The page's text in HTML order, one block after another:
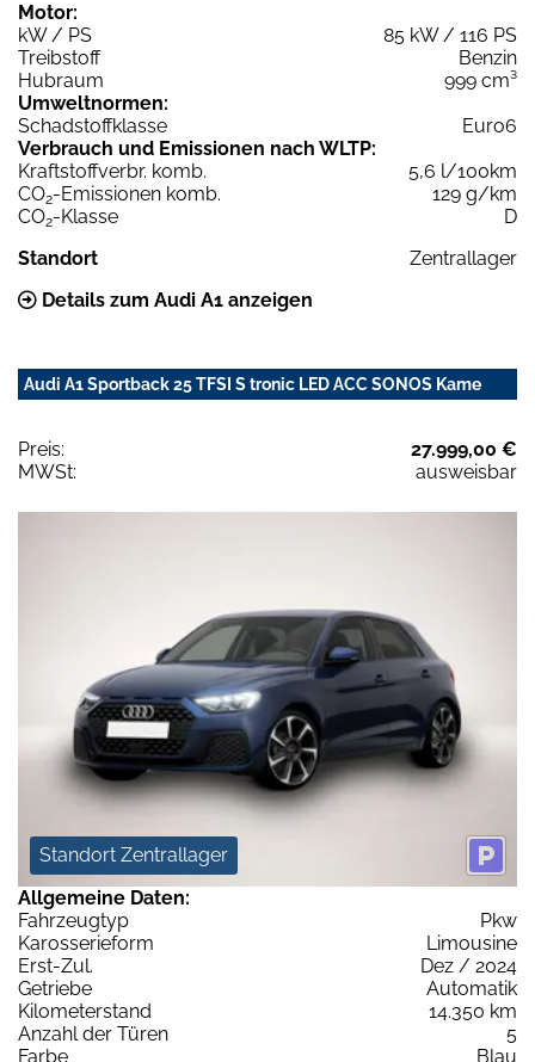
Motor:
kW / PS
85 kW / 116 PS
Treibstoff
Benzin
Hubraum
999 cm³
Umweltnormen:
Schadstoffklasse
Euro6
Verbrauch und Emissionen nach WLTP:
Kraftstoffverbr. komb.
5,6 l/100km
CO2-Emissionen komb.
129 g/km
CO2-Klasse
D
Standort
Zentrallager
Details zum Audi A1 anzeigen
Audi A1 Sportback 25 TFSI S tronic LED ACC SONOS Kame
Preis:
27.999,00 €
MWSt:
ausweisbar
Standort Zentrallager
Allgemeine Daten:
Fahrzeugtyp
Pkw
Karosserieform
Limousine
Erst-Zul.
Dez / 2024
Getriebe
Automatik
Kilometerstand
14.350 km
Anzahl der Türen
5
Farbe
Blau